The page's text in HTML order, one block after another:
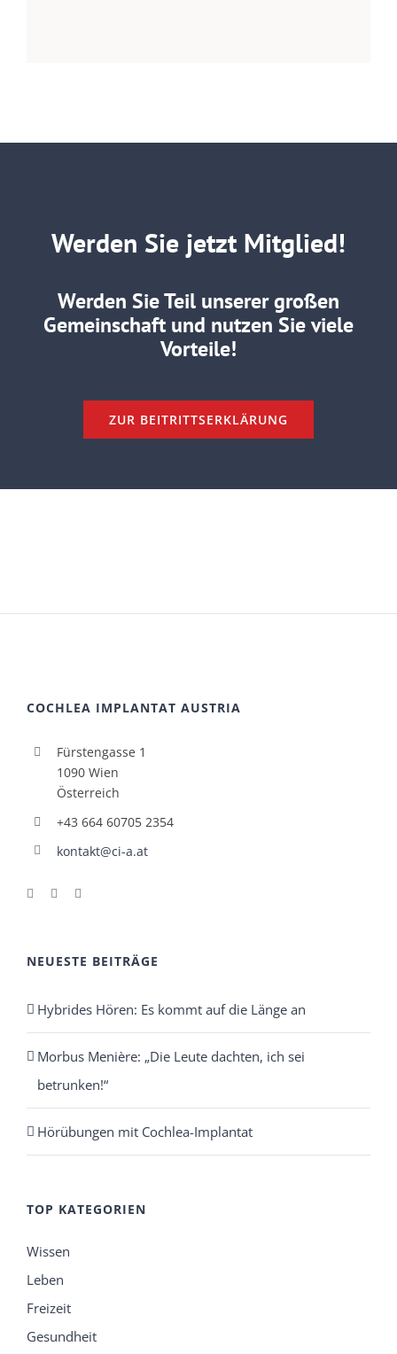
Werden Sie jetzt Mitglied!
Werden Sie Teil unserer großen
Gemeinschaft und nutzen Sie viele
Vorteile!
ZUR BEITRITTSERKLÄRUNG
COCHLEA IMPLANTAT AUSTRIA
Fürstengasse 1
1090 Wien
Österreich
+43 664 60705 2354
kontakt@ci-a.at
NEUESTE BEITRÄGE
Hybrides Hören: Es kommt auf die Länge an
Morbus Menière: „Die Leute dachten, ich sei
betrunken!“
Hörübungen mit Cochlea-Implantat
TOP KATEGORIEN
Wissen
Leben
Freizeit
Gesundheit